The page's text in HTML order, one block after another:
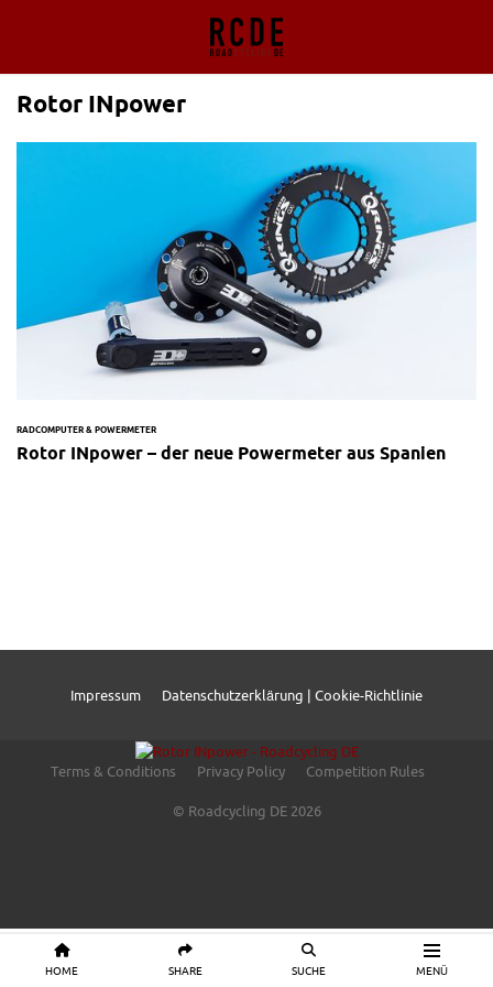
HOME SHARE SUCHE MENÜ
Rotor INpower
RADCOMPUTER & POWERMETER
Rotor INpower – der neue Powermeter aus Spanien
Impressum Datenschutzerklärung | Cookie-Richtlinie
Terms & Conditions Privacy Policy Competition Rules
© Roadcycling DE 2026